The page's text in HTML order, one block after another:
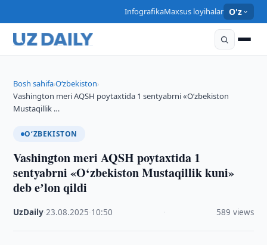
InfografikaMaxsus loyihalar O'z
Bosh sahifa›O‘zbekiston›
Vashington meri AQSH poytaxtida 1 sentyabrni «O‘zbekiston
Mustaqillik …
O‘ZBEKISTON
Vashington meri AQSH poytaxtida 1
sentyabrni «O‘zbekiston Mustaqillik kuni»
deb eʼlon qildi
UzDaily ·23.08.2025 10:50 589 views